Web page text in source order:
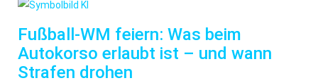
Fußball-WM feiern: Was beim
Autokorso erlaubt ist – und wann
Strafen drohen